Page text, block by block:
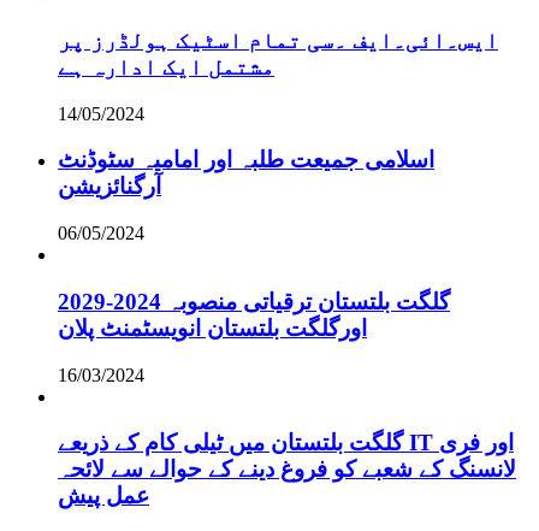
ایس۔ائی۔ایف ۔سی تمام اسٹیک ہولڈرز پر
مشتمل ایک ادارہ ہے
14/05/2024
اسلامی جمیعت طلبہ اور امامیہ سٹوڈنٹ
آرگنائزیشن
06/05/2024
گلگت بلتستان ترقیاتی منصوبہ 2024-2029
اورگلگت بلتستان انویسٹمنٹ پلان
16/03/2024
گلگت بلتستان میں ٹیلی کام کے ذریعے IT اور فری
لانسنگ کے شعبے کو فروغ دینے کے حوالے سے لائحہ
عمل پیش